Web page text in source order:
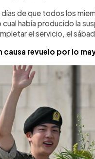
de que todos los
había producido la
el servicio, el
causa revuelo por lo